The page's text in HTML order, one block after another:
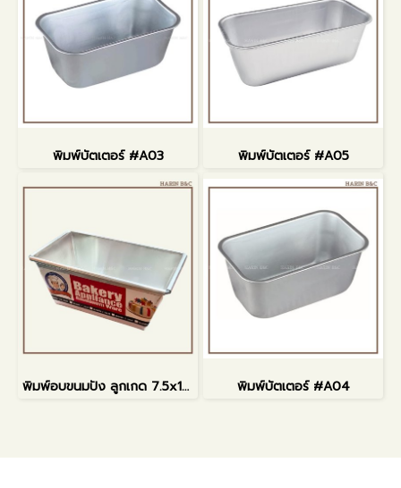
พิมพ์บัตเตอร์ #A03 พิมพ์บัตเตอร์ #A05
พิมพ์อบขนมปัง ลูกเกด 7.5x13cm พิมพ์บัตเตอร์ #A04